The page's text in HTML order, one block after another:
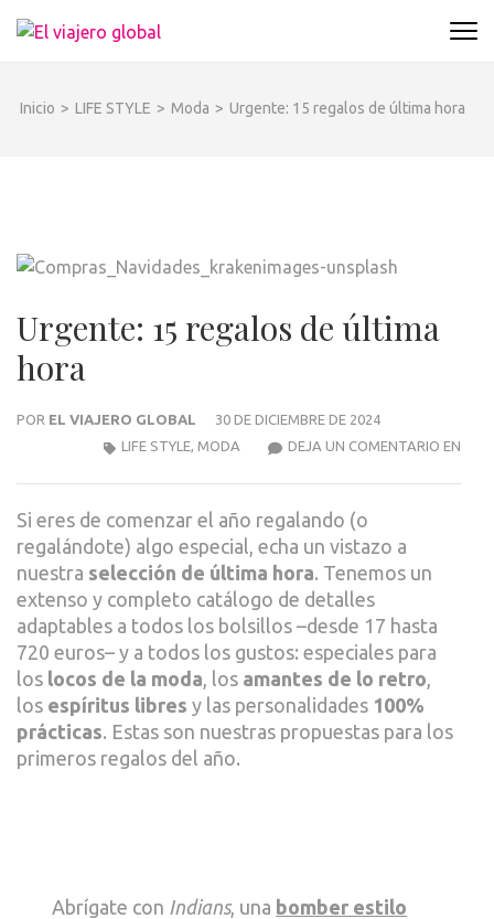
Un espacio donde descubrir la cara B de los
desde su música hasta su arquitectura o sus
Inicio > LIFE STYLE > Moda > Urgente: 15 regalos de última hora
Urgente: 15 regalos de última
hora
POR EL VIAJERO GLOBAL
30 DE DICIEMBRE DE 2024
DEJA UN COMENTARIO EN
LIFE STYLE, MODA
Si eres de comenzar el año regalando (o
regalándote) algo especial, echa un vistazo a
nuestra selección de última hora. Tenemos un
extenso y completo catálogo de detalles
adaptables a todos los bolsillos –desde 17 hasta
720 euros– y a todos los gustos: especiales para
los locos de la moda , los amantes de lo retro
los espíritus libres y las personalidades 100%
prácticas. Estas son nuestras propuestas para los
primeros regalos del año.
Abrígate con Indians, una bomber estilo